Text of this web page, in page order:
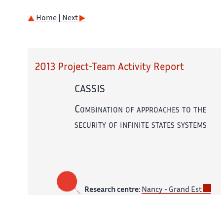
Home | Next
2013 Project-Team Activity Report
CASSIS
Combination of approaches to the
security of infinite states systems
Research centre: Nancy - Grand Est